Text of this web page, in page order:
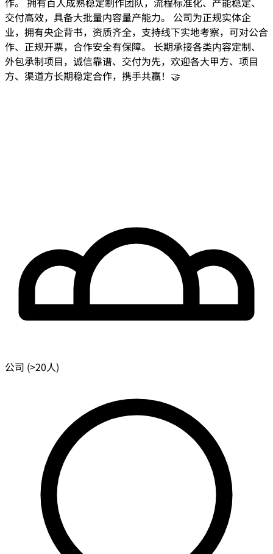
交付高效，具备大批量内容量产能力。 公司为正规实体企
业，拥有央企背书，资质齐全，支持线下实地考察，可对公合
作、正规开票，合作安全有保障。 长期承接各类内容定制、
外包承制项目，诚信靠谱、交付为先，欢迎各大甲方、项目
方、渠道方长期稳定合作，携手共赢！🤝
公司 (>20人)